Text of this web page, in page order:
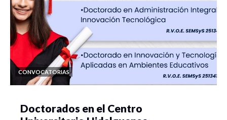
CONVOCATORIAS
Doctorados en el Centro